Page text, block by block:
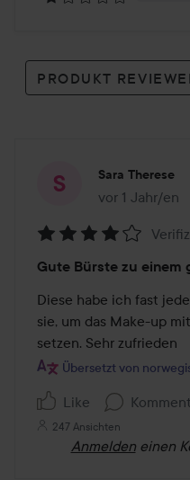
PRODUKT
Sara Therese
vor 1 Jahr/en
Der Beitrag
4
von
5
Gute Bürste zu einem
Diese habe ich fast
sie, um das Make-up
setzen. Sehr zufrieden
Übersetzt von
Like
247 Ansichten
Anmelden einen